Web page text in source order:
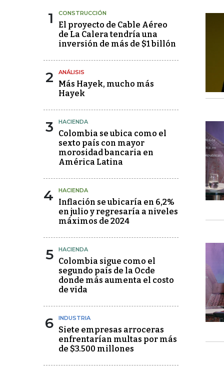
1 CONSTRUCCIÓN
El proyecto de Cable Aéreo
de La Calera tendría una
inversión de más de $1 billón
2 ANÁLISIS
Más Hayek, mucho más
Hayek
3 HACIENDA
Colombia se ubica como el
sexto país con mayor
morosidad bancaria en
América Latina
4 HACIENDA
Inflación se ubicaría en 6,2%
en julio y regresaría a niveles
máximos de 2024
5 HACIENDA
Colombia sigue como el
segundo país de la Ocde
donde más aumenta el costo
de vida
6 INDUSTRIA
Siete empresas arroceras
enfrentarían multas por más
de $3.500 millones